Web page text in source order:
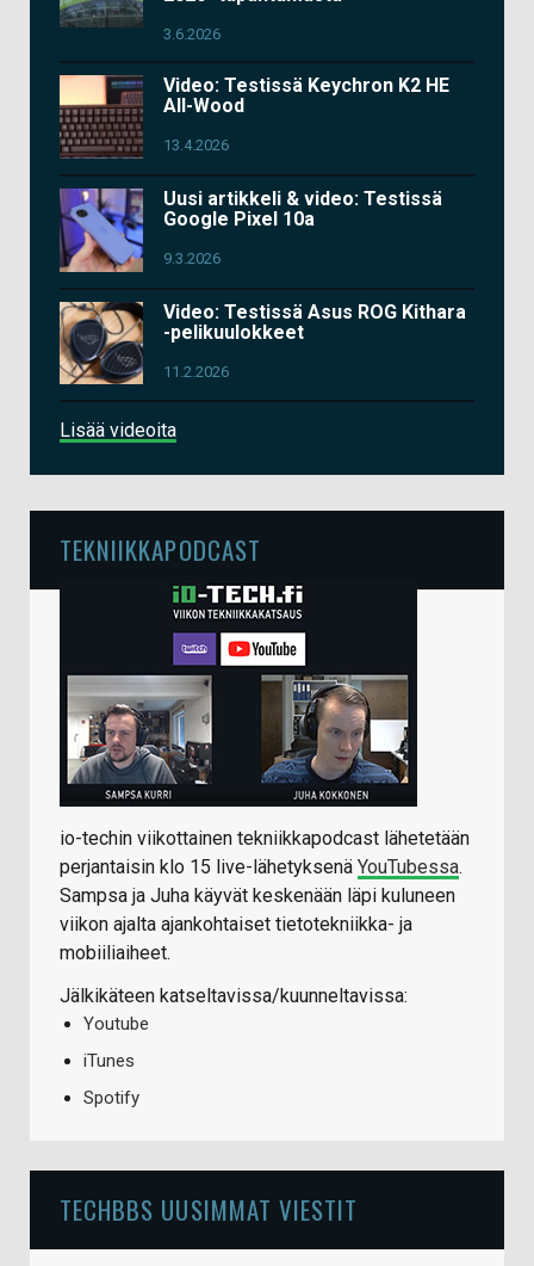
3.6.2026
Video: Testissä Keychron K2 HE
All-Wood
13.4.2026
Uusi artikkeli & video: Testissä
Google Pixel 10a
9.3.2026
Video: Testissä Asus ROG Kithara
-pelikuulokkeet
11.2.2026
Lisää videoita
TEKNIIKKAPODCAST
io-techin viikottainen tekniikkapodcast lähetetään
perjantaisin klo 15 live-lähetyksenä YouTubessa.
Sampsa ja Juha käyvät keskenään läpi kuluneen
viikon ajalta ajankohtaiset tietotekniikka- ja
mobiiliaiheet.
Jälkikäteen katseltavissa/kuunneltavissa:
Youtube
iTunes
Spotify
TECHBBS UUSIMMAT VIESTIT